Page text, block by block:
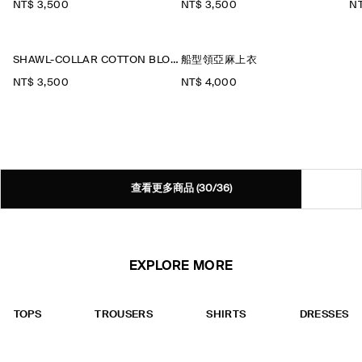
NT$ 3,500 NT$ 3,500
SHAWL-COLLAR COTTON BLOUSE
NT$ 3,500
船型領亞麻上衣
NT$ 4,000
查看更多商品 (30/36)
EXPLORE MORE
TOPS TROUSERS SHIRTS DRESSES